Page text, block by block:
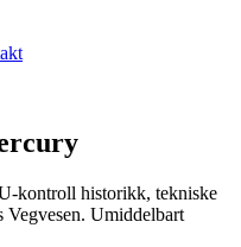
kontroll historikk, tekniske
Vegvesen. Umiddelbart